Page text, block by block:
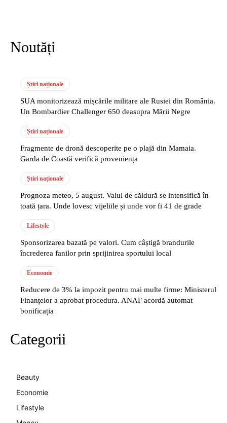
Noutăți
Știri naționale
SUA monitorizează mișcările militare ale Rusiei din România.
Un Bombardier Challenger 650 deasupra Mării Negre
Știri naționale
Fragmente de dronă descoperite pe o plajă din Mamaia.
Garda de Coastă verifică proveniența
Știri naționale
Prognoza meteo, 5 august. Valul de căldură se intensifică în
toată țara. Unde lovesc vijeliile și unde vor fi 41 de grade
Lifestyle
Sponsorizarea bazată pe valori. Cum câștigă brandurile
încrederea fanilor prin sprijinirea sportului local
Economie
Reducere de 3% la impozit pentru mai multe firme: Ministerul
Finanțelor a aprobat procedura. ANAF acordă automat
bonificația
Categorii
Beauty
Economie
Lifestyle